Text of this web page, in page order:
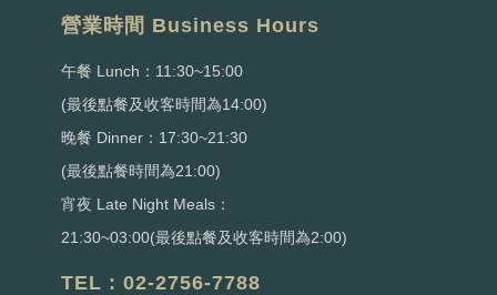
營業時間 Business Hours
午餐 Lunch：11:30~15:00
(最後點餐及收客時間為14:00)
晚餐 Dinner：17:30~21:30
(最後點餐時間為21:00)
宵夜 Late Night Meals：
21:30~03:00(最後點餐及收客時間為2:00)
TEL : 02-2756-7788